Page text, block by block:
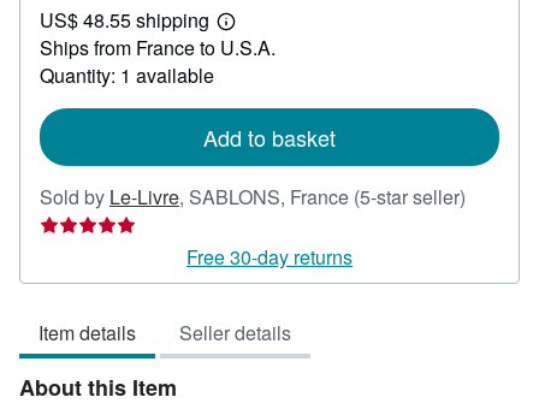
482.22
US$ 48.55 shipping
Learn
more
Ships from France to U.S.A.
Quantity: 1 available
Add to basket
Sold by Le-Livre, SABLONS, France (5-star seller)
out
Free 30-day returns
Item details Seller details
About this Item